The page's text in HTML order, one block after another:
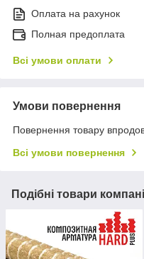
Оплата на рахунок
Полная предоплата
Всі умови оплати
Умови повернення
Повернення товару
Всі умови повернення
Подібні товари